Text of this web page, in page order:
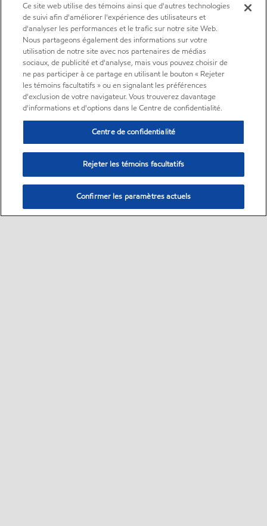
Ce site web utilise des témoins ainsi que d'autres technologies
de suivi afin d'améliorer l'expérience des utilisateurs et
d'analyser les performances et le trafic sur notre site Web.
Nous partageons également des informations sur votre
utilisation de notre site avec nos partenaires de médias
sociaux, de publicité et d'analyse, mais vous pouvez choisir de
ne pas participer à ce partage en utilisant le bouton « Rejeter
les témoins facultatifs » ou en signalant les préférences
d'exclusion de votre navigateur. Vous trouverez davantage
d'informations et d'options dans le Centre de confidentialité.
Centre de confidentialité
Rejeter les témoins facultatifs
Confirmer les paramètres actuels